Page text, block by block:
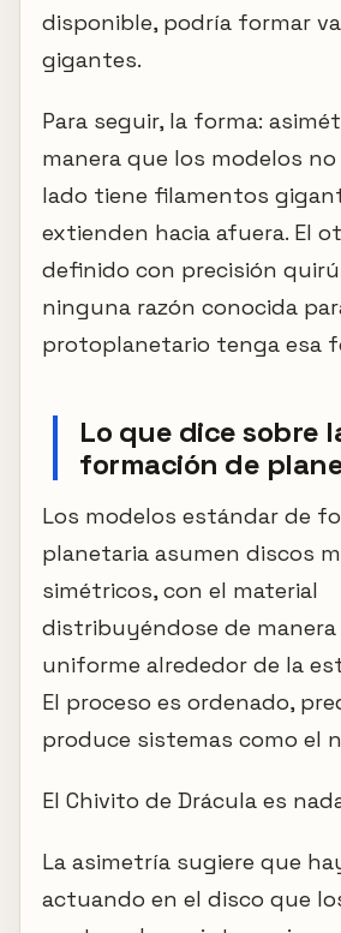
disponible, podría formar
gigantes.
Para seguir, la forma:
manera que los modelos no
lado tiene filamentos
extienden hacia afuera. El
definido con precisión
ninguna razón conocida
protoplanetario tenga esa
Lo que dice sobre
formación de
Los modelos estándar de
planetaria asumen discos
simétricos, con el material
distribuyéndose de
uniforme alrededor de la
El proceso es ordenado,
produce sistemas como el
El Chivito de Drácula es
La asimetría sugiere que
actuando en el disco que